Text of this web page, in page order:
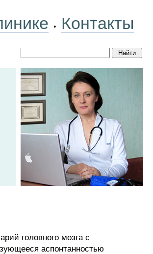
• Контакты
головного мозга с
аспонтанностью